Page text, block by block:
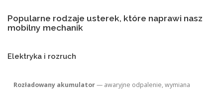
Popularne rodzaje usterek, które naprawi nasz
mobilny mechanik
Elektryka i rozruch
Rozładowany akumulator— awaryjne odpalenie, wymiana